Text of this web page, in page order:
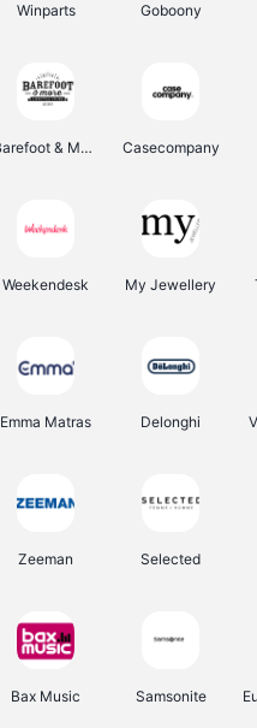
Winparts Goboony
Barefoot & More Casecompany
Weekendesk My Jewellery
Emma Matras Delonghi
Zeeman Selected
Bax Music Samsonite